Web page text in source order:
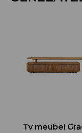
Tv meubel